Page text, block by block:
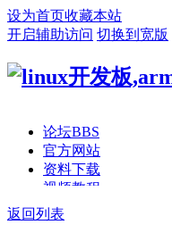
设为首页收藏本站
开启辅助访问 切换到宽版
论坛BBS
官方网站
资料下载
视频教程
开发板商城
手持方案
返回列表